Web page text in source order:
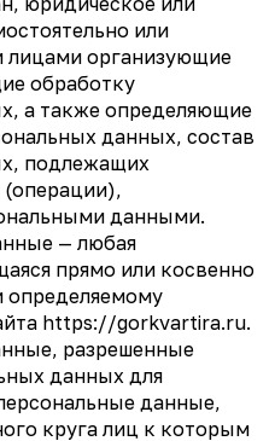
или
лицами организующие
обработку
а также определяющие
данных, состав
подлежащих
(операции),
данными.
— любая
прямо или косвенно
определяемому
https://gorkvartira.ru.
разрешенные
данных для
данные,
круга лиц к которым